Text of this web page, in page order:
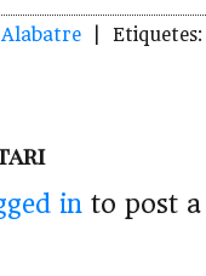
Alabatre |
in to post